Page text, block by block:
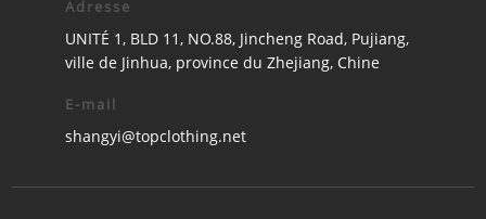
Adresse
UNITÉ 1, BLD 11, NO.88, Jincheng Road, Pujiang,
ville de Jinhua, province du Zhejiang, Chine
E-mail
shangyi@topclothing.net